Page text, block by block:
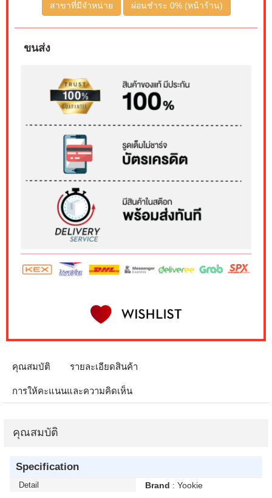
สาขาที่มีจำหน่าย ผ่อนชำระ 0% (หน้าร้าน)
ขนส่ง
คุณสมบัติ รายละเอียดสินค้า
การให้คะแนนและความคิดเห็น
คุณสมบัติ
Specification
Detail Brand : Yookie